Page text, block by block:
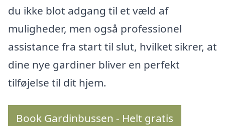
du ikke blot adgang til et væld af
muligheder, men også professionel
assistance fra start til slut, hvilket sikrer, at
dine nye gardiner bliver en perfekt
tilføjelse til dit hjem.
Book Gardinbussen - Helt gratis